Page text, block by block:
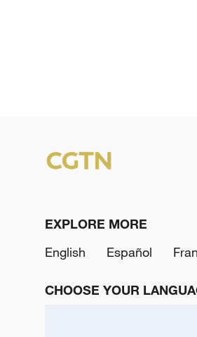
EXPLORE MORE
English
Español
CHOOSE YOUR